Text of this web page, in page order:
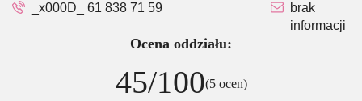
_x000D_ 61 838 71 59
brak
informacji
Ocena oddziału:
45/100(5 ocen)